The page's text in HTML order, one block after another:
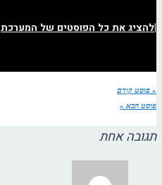
|להציג את כל הפוסטים של המערכת
« פוסט קודם
פוסט הבא »
תגובה אחת